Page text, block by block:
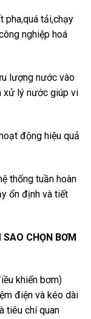
pha,quá tải,chạy
nghiệp hoá
lượng nước vào
xử lý nước giúp vi
động hiệu quả
thống tuần hoàn
ổn định và tiết
CHỌN BƠM
khiển bơm)
điện và kéo dài
tiêu chí quan